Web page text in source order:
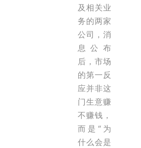
及相关业
务的两家
公司，消
息公布
后，市场
的第一反
应并非这
门生意赚
不赚钱，
而是“为
什么会是